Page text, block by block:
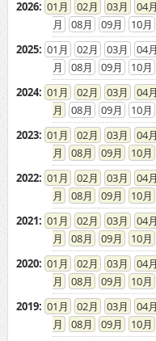
2026: 01 02 03 04
08
09 10
2025: 01 02 03 04
08
09 10
2024: 01 02 03 04
08
09 10
2023: 01 02 03 04
08
09 10
2022: 01 02 03 04
08
09 10
2021: 01 02 03 04
08
09 10
2020: 01 02 03 04
08
09 10
2019: 01 02 03 04
08
09 10